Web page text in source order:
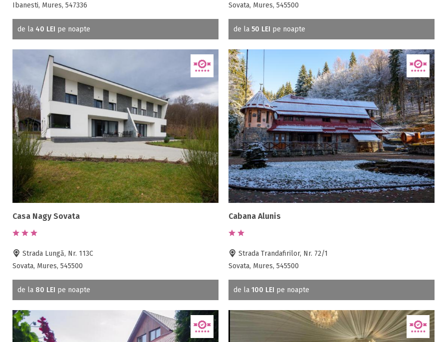
Ibanesti, Mures, 547336
de la 40 LEI pe noapte
Sovata, Mures, 545500
de la 50 LEI pe noapte
Casa Nagy Sovata
Strada Lungă, Nr. 113C
Sovata, Mures, 545500
de la 80 LEI pe noapte
Cabana Alunis
Strada Trandafirilor, Nr. 72/1
Sovata, Mures, 545500
de la 100 LEI pe noapte